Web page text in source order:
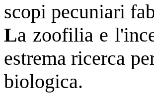
scopi pecuniari
La zoofilia e
estrema ricerca
biologica.